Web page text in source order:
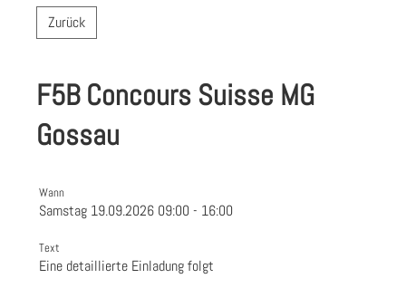
Zurück
F5B Concours Suisse MG
Gossau
Wann
Samstag 19.09.2026 09:00 - 16:00
Text
Eine detaillierte Einladung folgt